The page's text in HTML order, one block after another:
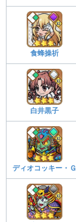
食蜂操祈
白井黒子
ディオコッキー・Ｇ